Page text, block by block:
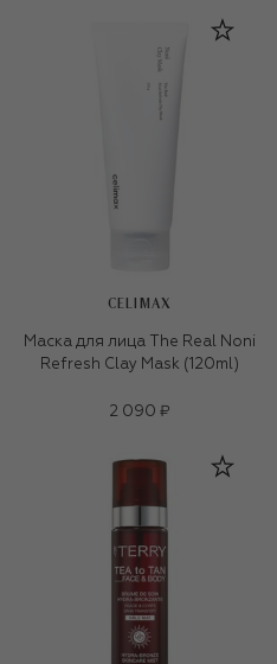
CELIMAX
Маска для лица The Real Noni
Refresh Clay Mask (120ml)
2 090 ₽